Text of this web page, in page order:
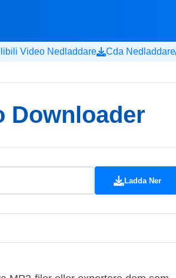
Video Nedladdare Cda Nedladdare
Downloader
Ladda Ner